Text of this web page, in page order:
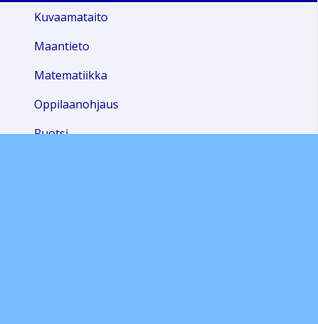
Kuvaamataito
Maantieto
Matematiikka
Oppilaanohjaus
Ruotsi